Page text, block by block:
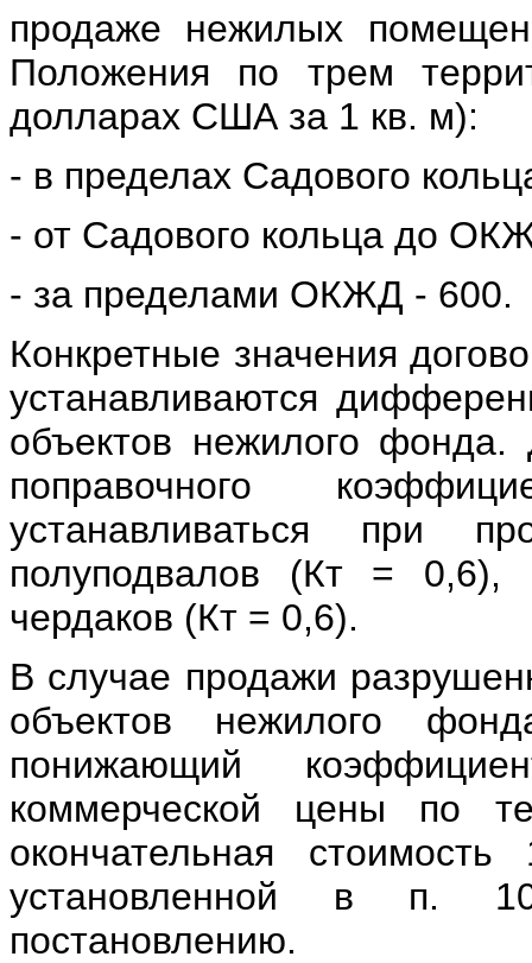
продаже нежилых
Положения по трем
долларах США за 1 кв. м):
- в пределах Садового
- от Садового кольца до
- за пределами ОКЖД - 600.
Конкретные значения
устанавливаются
объектов нежилого
поправочного
устанавливаться при
полуподвалов (Кт =
чердаков (Кт = 0,6).
В случае продажи
объектов нежилого
понижающий
коммерческой цены по
окончательная
установленной в п.
постановлению.